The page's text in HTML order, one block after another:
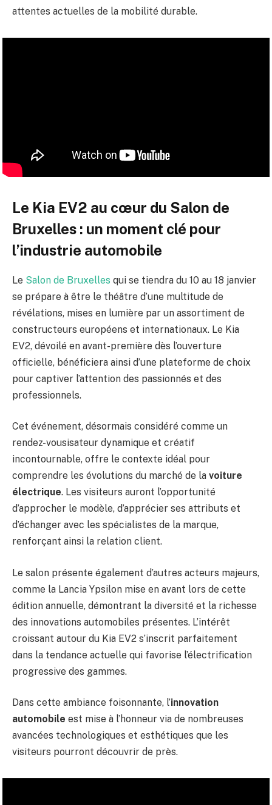
attentes actuelles de la mobilité durable.
Le Kia EV2 au cœur du Salon de
Bruxelles : un moment clé pour
l’industrie automobile
Le Salon de Bruxelles qui se tiendra du 10 au 18 janvier
se prépare à être le théâtre d’une multitude de
révélations, mises en lumière par un assortiment de
constructeurs européens et internationaux. Le Kia
EV2, dévoilé en avant-première dès l’ouverture
officielle, bénéficiera ainsi d’une plateforme de choix
pour captiver l’attention des passionnés et des
professionnels.
Cet événement, désormais considéré comme un
rendez-vousisateur dynamique et créatif
incontournable, offre le contexte idéal pour
comprendre les évolutions du marché de la voiture
électrique. Les visiteurs auront l’opportunité
d’approcher le modèle, d’apprécier ses attributs et
d’échanger avec les spécialistes de la marque,
renforçant ainsi la relation client.
Le salon présente également d’autres acteurs majeurs,
comme la Lancia Ypsilon mise en avant lors de cette
édition annuelle, démontrant la diversité et la richesse
des innovations automobiles présentes. L’intérêt
croissant autour du Kia EV2 s’inscrit parfaitement
dans la tendance actuelle qui favorise l’électrification
progressive des gammes.
Dans cette ambiance foisonnante, l’innovation
automobile est mise à l’honneur via de nombreuses
avancées technologiques et esthétiques que les
visiteurs pourront découvrir de près.